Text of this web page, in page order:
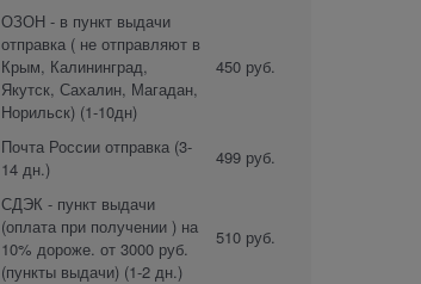
ОЗОН - в пункт выдачи
отправка ( не отправляют в
Крым, Калининград,
Якутск, Сахалин, Магадан,
Норильск) (1-10дн)
450 руб.
Почта России отправка (3-
14 дн.)
499 руб.
СДЭК - пункт выдачи
(оплата при получении ) на
10% дороже. от 3000 руб.
(пункты выдачи) (1-2 дн.)
510 руб.